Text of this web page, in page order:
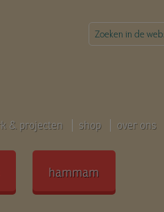
& projecten shop over ons
hammam